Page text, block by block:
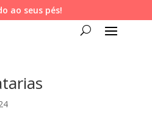
ao seus pés!